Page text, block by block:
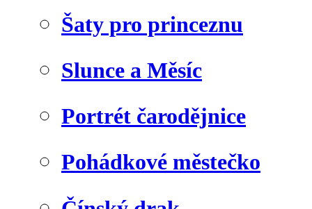
Šaty pro princeznu
Slunce a Měsíc
Portrét čarodějnice
Pohádkové městečko